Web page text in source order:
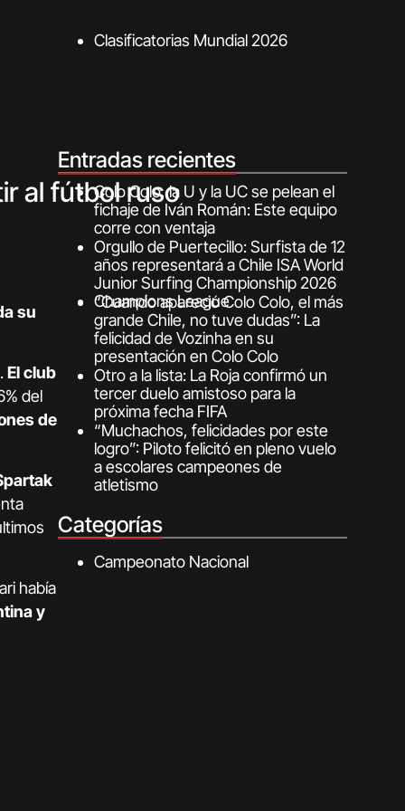
al fútbol ruso
su
El club
del
de
había
y
Entradas recientes
Colo Colo, la U y la UC se pelean el
fichaje de Iván Román: Este equipo
corre con ventaja
Orgullo de Puertecillo: Surfista de 12
años representará a Chile ISA World
Junior Surfing Championship 2026
“Cuando apareció Colo Colo, el más
grande Chile, no tuve dudas”: La
felicidad de Vozinha en su
presentación en Colo Colo
Otro a la lista: La Roja confirmó un
tercer duelo amistoso para la
próxima fecha FIFA
“Muchachos, felicidades por este
logro”: Piloto felicitó en pleno vuelo
a escolares campeones de
atletismo
Categorías
Campeonato Nacional
Champions League
Clasificatorias Mundial 2026